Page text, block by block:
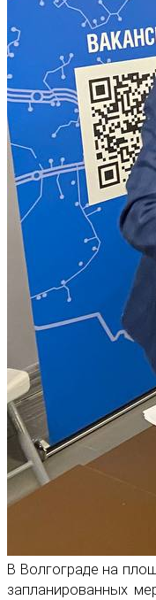
В Волгограде на
запланированных